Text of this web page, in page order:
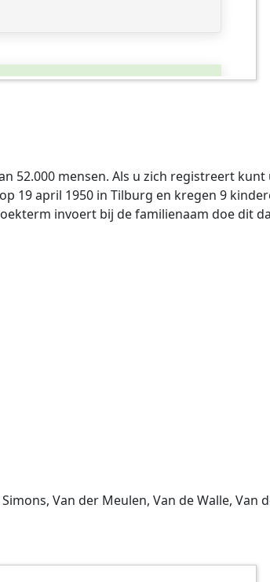
52.000 mensen. Als u zich registreert
19 april 1950 in Tilburg en kregen 9
invoert bij de familienaam doe dit
Van der Meulen, Van de Walle, Van